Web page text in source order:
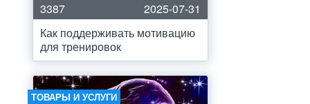
3387
2025-07-31
Как поддерживать мотивацию
для тренировок
ТОВАРЫ И УСЛУГИ